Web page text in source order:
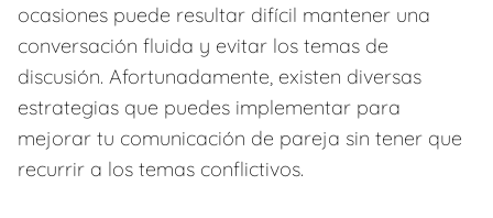
ocasiones puede resultar difícil mantener una
conversación fluida y evitar los temas de
discusión. Afortunadamente, existen diversas
estrategias que puedes implementar para
mejorar tu comunicación de pareja sin tener que
recurrir a los temas conflictivos.